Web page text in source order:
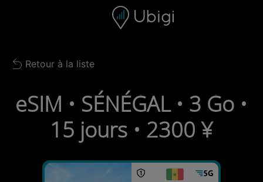
Barre de navigation Bas de page
Back to list
Retour à la liste
eSIM • SÉNÉGAL • 3 Go •
15 jours • 2300 ¥